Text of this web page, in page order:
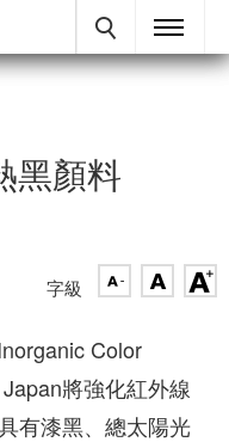
黑顏料
字級
Color
將強化紅外線
有漆黑、總太陽光